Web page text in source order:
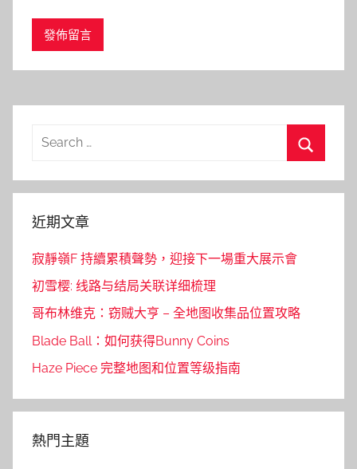
Search
近期文章
寂靜嶺F 持續累積聲勢，迎接下一場重大展示會
初雪樱: 线路与结局关联详细梳理
哥布林维克：窃贼大亨 – 全地图收集品位置攻略
Blade Ball：如何获得Bunny Coins
Haze Piece 完整地图和位置等级指南
熱門主題